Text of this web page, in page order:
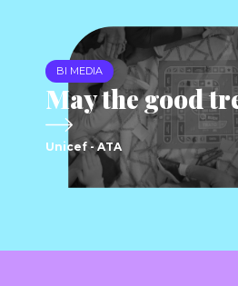
BI MEDIA
May the good
Unicef - ATA